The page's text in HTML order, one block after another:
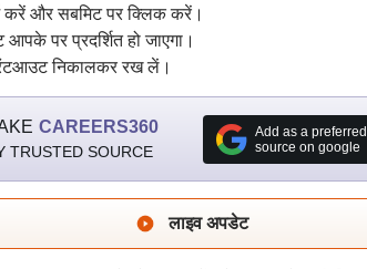
करें और सबमिट पर क्लिक करें।
आपके पर प्रदर्शित हो जाएगा।
निकालकर रख लें।
CAREERS360
TRUSTED SOURCE
Add as a preferred
source on google
लाइव अपडेट